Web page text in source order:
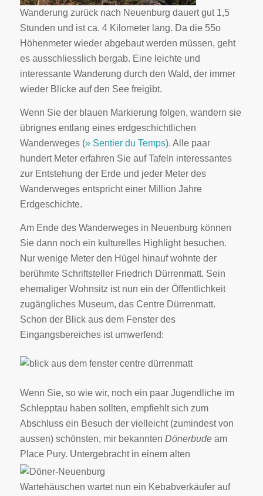
Wanderung zurück nach Neuenburg dauert gut 1,5
Stunden und ist ca. 4 Kilometer lang. Da die 55o
Höhenmeter wieder abgebaut werden müssen, geht
es ausschliesslich bergab. Eine leichte und
interessante Wanderung durch den Wald, der immer
wieder Blicke auf den See freigibt.
Wenn Sie der blauen Markierung folgen, wandern sie
übrignes entlang eines erdgeschichtlichen
Wanderweges (» Sentier du Temps). Alle paar
hundert Meter erfahren Sie auf Tafeln interessantes
zur Entstehung der Erde und jeder Meter des
Wanderweges entspricht einer Million Jahre
Erdgeschichte.
Am Ende des Wanderweges in Neuenburg können
Sie dann noch ein kulturelles Highlight besuchen.
Nur wenige Meter den Hügel hinauf wohnte der
berühmte Schriftsteller Friedrich Dürrenmatt. Sein
ehemaliger Wohnsitz ist nun ein der Öffentlichkeit
zugängliches Museum, das Centre Dürrenmatt.
Schon der Blick aus dem Fenster des
Eingangsbereiches ist umwerfend:
Wenn Sie, so wie wir, noch ein paar Jugendliche im
Schlepptau haben sollten, empfiehlt sich zum
Abschluss ein Besuch der vielleicht (zumindest von
aussen) schönsten, mir bekannten Dönerbude am
Place Pury. Untergebracht in einem alten
Wartehäuschen wartet nun ein Kebabverkäufer auf